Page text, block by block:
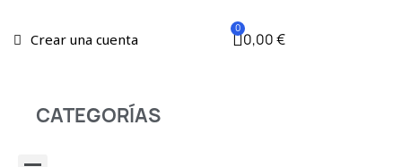
Crear una cuenta 0,00 €
CATEGORÍAS